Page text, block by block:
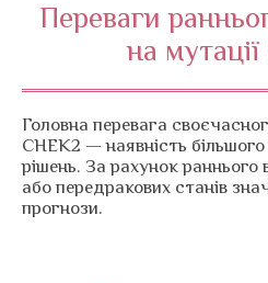
Переваги
на
Головна перевага
CHEK2 — наявність
рішень. За рахунок раннього
або передракових станів
прогнози.